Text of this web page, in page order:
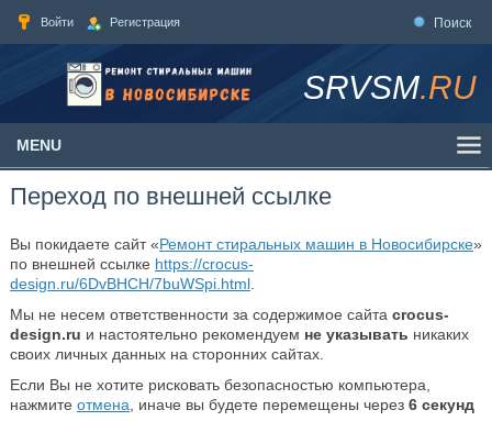
Войти Регистрация Поиск
SRVSM.RU
MENU
Переход по внешней ссылке
Вы покидаете сайт «Ремонт стиральных машин в Новосибирске»
по внешней ссылке https://crocus-
design.ru/6DvBHCH/7buWSpi.html.
Мы не несем ответственности за содержимое сайта crocus-
design.ru и настоятельно рекомендуем не указывать никаких
своих личных данных на сторонних сайтах.
Если Вы не хотите рисковать безопасностью компьютера,
нажмите отмена , иначе вы будете перемещены через 6секунд